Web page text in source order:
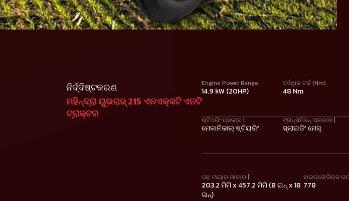
ନିର୍ଦ୍ଦିଷ୍ଟକରଣ
ମହିନ୍ଦ୍ରା ୟୁଭରାଜ୍ 215 ଏନଏକ୍ସଟି ଏନଟି
ଟ୍ରାକ୍ଟର
Engine Power Range
14.9 kW (20HP)
ସର୍ବାଧିକ ଟର୍କ (Nm)
48 Nm
ଷ୍ଟିଅରିଂ ପ୍ରକାର |
ମେକାନିକାଲ୍ ଷ୍ଟିୟରିଂ
ଟ୍ରାନ୍ସମିସନ୍ ପ୍ରକାର |
ସ୍ଲାଇଡିଂ ମେସ୍
ପଛ ଟାୟାର ଆକାର |
203.2 ମିମି x 457.2 ମିମି (8 ଇନ୍ x 18
ଇନ୍)
ହାଇଡ୍ରୋଲିକ୍ସ
778